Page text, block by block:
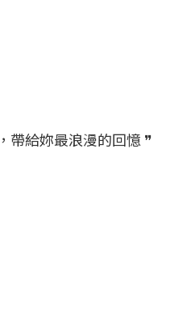
帶給妳最浪漫的回憶 ❞